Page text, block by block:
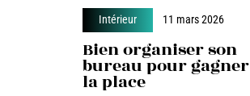
Intérieur 11 mars 2026
Bien organiser son
bureau pour
la place